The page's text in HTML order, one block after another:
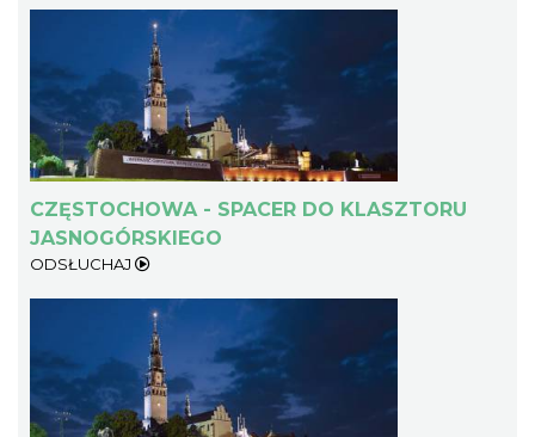
CZĘSTOCHOWA - SPACER DO KLASZTORU
JASNOGÓRSKIEGO
ODSŁUCHAJ